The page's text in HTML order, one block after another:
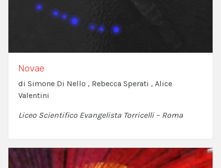
Novae
di Simone Di Nello , Rebecca Sperati , Alice
Valentini
Liceo Scientifico Evangelista Torricelli – Roma